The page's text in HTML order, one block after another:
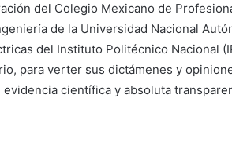
del Colegio Mexicano de
de la Universidad Nacional
del Instituto Politécnico Nacional
para verter sus dictámenes y
científica y absoluta